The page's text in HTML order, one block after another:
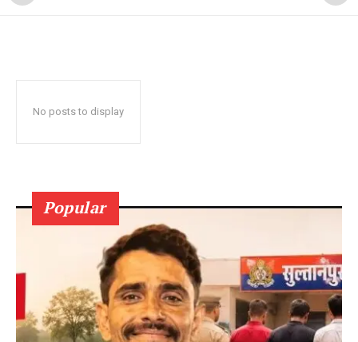
No posts to display
Popular